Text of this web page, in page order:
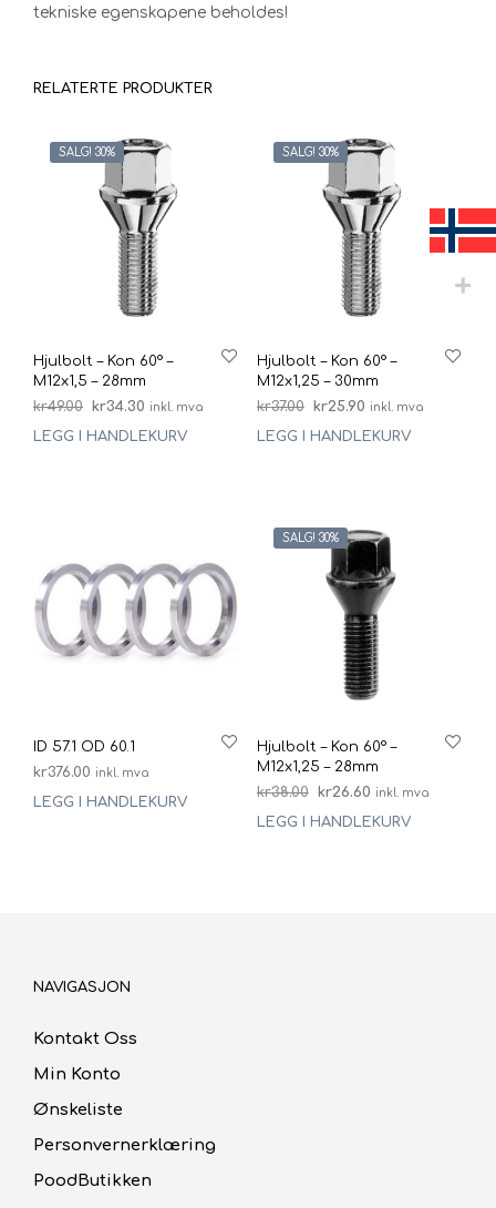
tekniske egenskapene beholdes!
RELATERTE PRODUKTER
SALG! 30%
Hjulbolt – Kon 60° –
M12x1,5 – 28mm
kr49.00 Opprinnelig
kr34.30 Nåværende
inkl. mva
LEGG I HANDLEKURV
SALG! 30%
Hjulbolt – Kon 60° –
M12x1,25 – 30mm
kr37.00 Opprinnelig
kr25.90Nåværende
inkl. mva
LEGG I HANDLEKURV
ID 57.1 OD 60.1
kr376.00 inkl. mva
LEGG I HANDLEKURV
SALG! 30%
Hjulbolt – Kon 60° –
M12x1,25 – 28mm
kr38.00 Opprinnelig
kr26.60Nåværende
inkl. mva
LEGG I HANDLEKURV
NAVIGASJON
Kontakt Oss
Min Konto
Ønskeliste
Personvernerklæring
PoodButikken